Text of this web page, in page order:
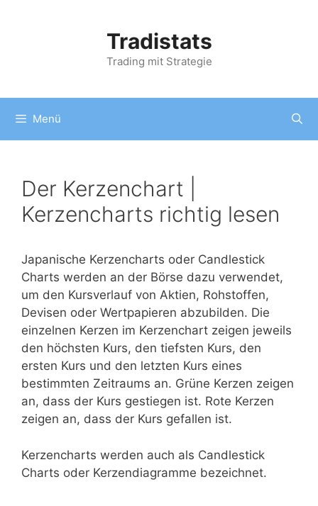
Tradistats
Trading mit Strategie
Menü
Der Kerzenchart |
Kerzencharts richtig lesen
Japanische Kerzencharts oder Candlestick
Charts werden an der Börse dazu verwendet,
um den Kursverlauf von Aktien, Rohstoffen,
Devisen oder Wertpapieren abzubilden. Die
einzelnen Kerzen im Kerzenchart zeigen jeweils
den höchsten Kurs, den tiefsten Kurs, den
ersten Kurs und den letzten Kurs eines
bestimmten Zeitraums an. Grüne Kerzen zeigen
an, dass der Kurs gestiegen ist. Rote Kerzen
zeigen an, dass der Kurs gefallen ist.
Kerzencharts werden auch als Candlestick
Charts oder Kerzendiagramme bezeichnet.